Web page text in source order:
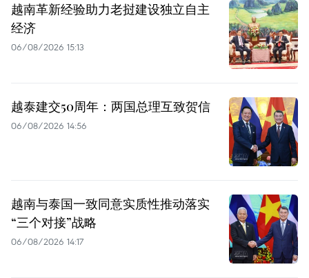
越南革新经验助力老挝建设独立自主
经济
06/08/2026 15:13
越泰建交50周年：两国总理互致贺信
06/08/2026 14:56
越南与泰国一致同意实质性推动落实
“三个对接”战略
06/08/2026 14:17